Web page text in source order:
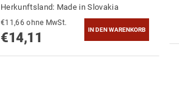
Herkunftsland: Made in Slovakia
€11,66 ohne MwSt.
€14,11